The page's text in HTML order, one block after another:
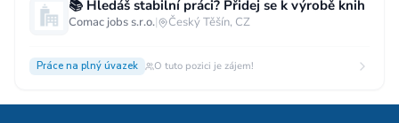
📚 Hledáš stabilní práci? Přidej se k výrobě knih
Comac jobs s.r.o.| Český Těšín, CZ
Práce na plný úvazek O tuto pozici je zájem!